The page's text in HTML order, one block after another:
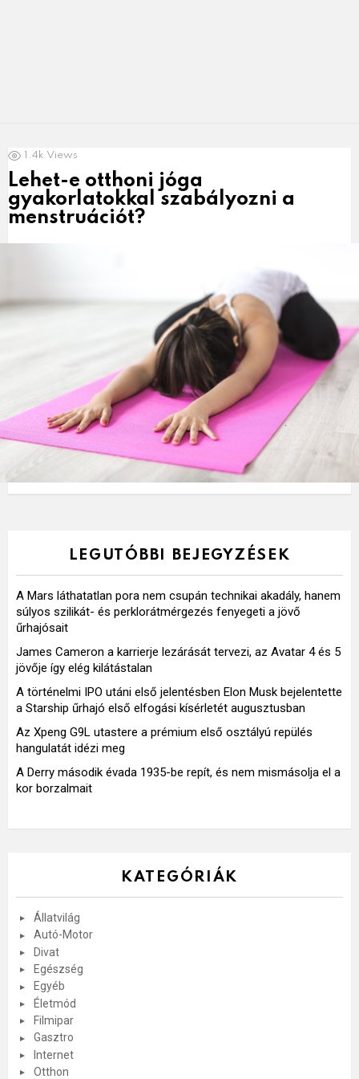
LATEST
NEWS
1.4k Views
Lehet-e otthoni jóga
gyakorlatokkal szabályozni a
menstruációt?
LEGUTÓBBI BEJEGYZÉSEK
A Mars láthatatlan pora nem csupán technikai akadály, hanem
súlyos szilikát- és perklorátmérgezés fenyegeti a jövő
űrhajósait
James Cameron a karrierje lezárását tervezi, az Avatar 4 és 5
jövője így elég kilátástalan
A történelmi IPO utáni első jelentésben Elon Musk bejelentette
a Starship űrhajó első elfogási kísérletét augusztusban
Az Xpeng G9L utastere a prémium első osztályú repülés
hangulatát idézi meg
A Derry második évada 1935-be repít, és nem mismásolja el a
kor borzalmait
KATEGÓRIÁK
Állatvilág
Autó-Motor
Divat
Egészség
Egyéb
Életmód
Filmipar
Gasztro
Internet
Otthon